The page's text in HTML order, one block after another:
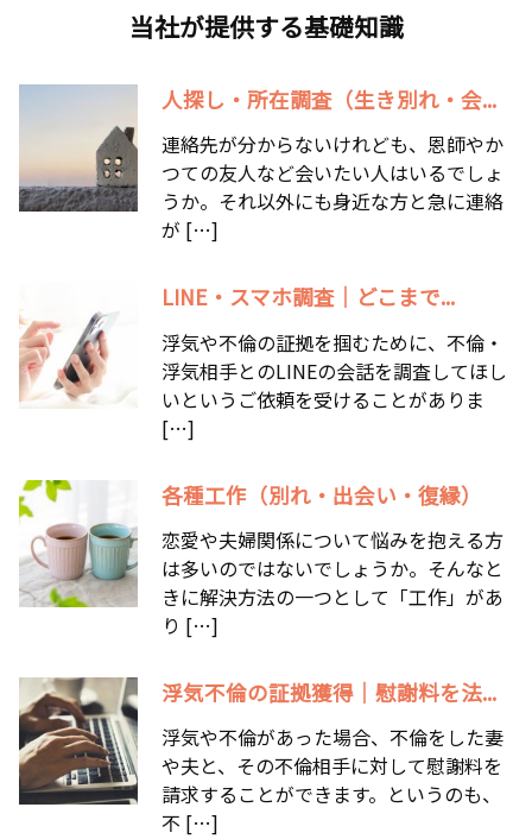
当社が提供する基礎知識
人探し・所在調査（生き別れ・会...
連絡先が分からないけれども、恩師やか
つての友人など会いたい人はいるでしょ
うか。それ以外にも身近な方と急に連絡
が […]
LINE・スマホ調査｜どこまで...
浮気や不倫の証拠を掴むために、不倫・
浮気相手とのLINEの会話を調査してほし
いというご依頼を受けることがありま
[…]
各種工作（別れ・出会い・復縁）
恋愛や夫婦関係について悩みを抱える方
は多いのではないでしょうか。そんなと
きに解決方法の一つとして「工作」があ
り […]
浮気不倫の証拠獲得｜慰謝料を法...
浮気や不倫があった場合、不倫をした妻
や夫と、その不倫相手に対して慰謝料を
請求することができます。というのも、
不 […]